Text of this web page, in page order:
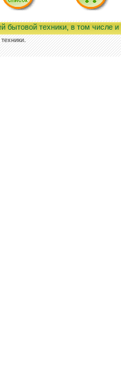
бытовой техники, в том числе